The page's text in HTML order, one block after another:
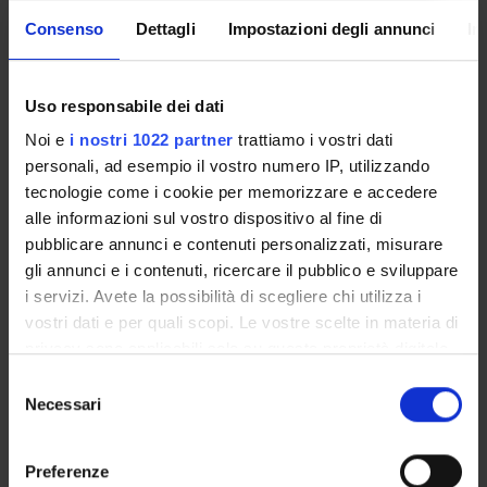
Consenso Dettagli Impostazioni degli annunci
Uso responsabile dei dati
Noi e i nostri 1022 partner trattiamo i vostri dati
personali, ad esempio il vostro numero IP, utilizzando
tecnologie come i cookie per memorizzare e accedere
alle informazioni sul vostro dispositivo al fine di
pubblicare annunci e contenuti personalizzati, misurare
gli annunci e i contenuti, ricercare il pubblico e sviluppare
i servizi. Avete la possibilità di scegliere chi utilizza i
vostri dati e per quali scopi. Le vostre scelte in materia di
modificare o revocare il proprio consenso in qualsiasi
momento dalla Dichiarazione sui cookie o facendo clic
delNecessari
Preferenze
Degree Programme
Notices
Governing bodies
Rete formativa
OFFERTA FORMATIVA
CORSI DI LAUREA
CORSI DI LAUREA MAGISTRALE